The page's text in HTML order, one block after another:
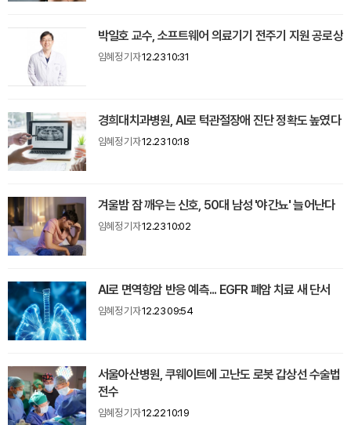
박일호 교수, 소프트웨어 의료기기 전주기 지원 공로상
임혜정 기자12.23 10:31
경희대치과병원, AI로 턱관절장애 진단 정확도 높였다
임혜정 기자12.23 10:18
겨울밤 잠 깨우는 신호, 50대 남성 '야간뇨' 늘어난다
임혜정 기자12.23 10:02
AI로 면역항암 반응 예측... EGFR 폐암 치료 새 단서
임혜정 기자12.23 09:54
서울아산병원, 쿠웨이트에 고난도 로봇 갑상선 수술법
전수
임혜정 기자12.22 10:19